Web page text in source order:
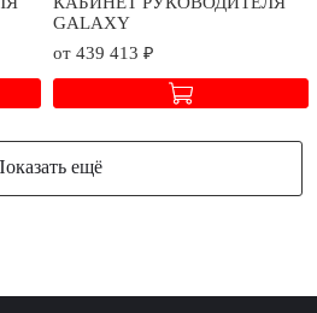
GALAXY
от 439 413 ₽
ещё